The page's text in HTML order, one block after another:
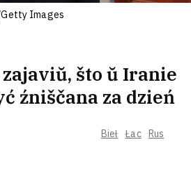
Bieł Łac Rus
što ŭ Iranie
źniščana za dzień
Images